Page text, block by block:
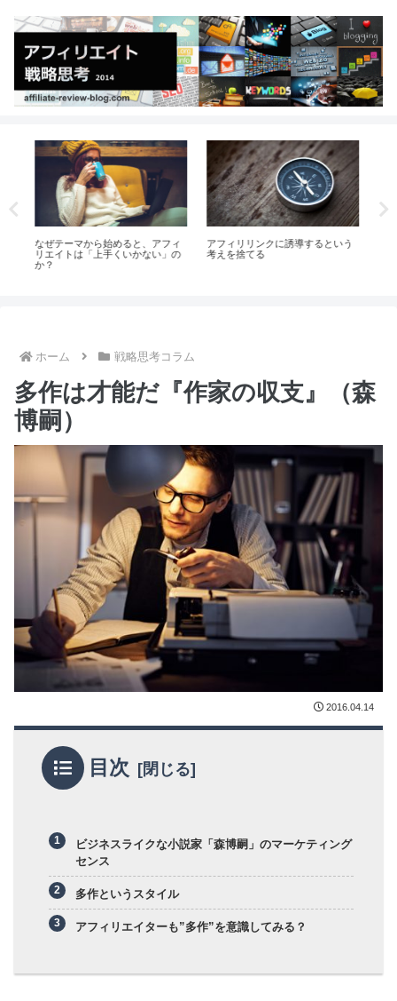
なぜテーマから始めると、アフィ
リエイトは「上手くいかない」の
か？
アフィリリンクに誘導するという
考えを捨てる
ホーム 戦略思考コラム
多作は才能だ『作家の収支』（森
博嗣）
2016.04.14
目次
ビジネスライクな小説家「森博嗣」のマーケティング
センス
多作というスタイル
アフィリエイターも”多作”を意識してみる？